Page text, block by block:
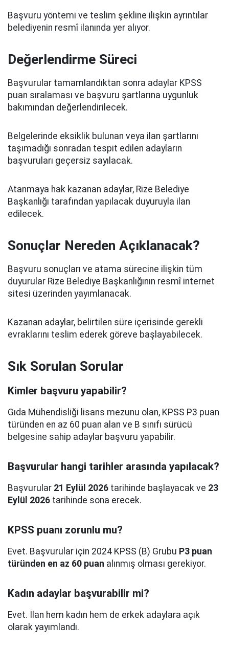
Başvuru yöntemi ve teslim şekline ilişkin ayrıntılar
belediyenin resmî ilanında yer alıyor.
Değerlendirme Süreci
Başvurular tamamlandıktan sonra adaylar KPSS
puan sıralaması ve başvuru şartlarına uygunluk
bakımından değerlendirilecek.
Belgelerinde eksiklik bulunan veya ilan şartlarını
taşımadığı sonradan tespit edilen adayların
başvuruları geçersiz sayılacak.
Atanmaya hak kazanan adaylar, Rize Belediye
Başkanlığı tarafından yapılacak duyuruyla ilan
edilecek.
Sonuçlar Nereden Açıklanacak?
Başvuru sonuçları ve atama sürecine ilişkin tüm
duyurular Rize Belediye Başkanlığının resmî internet
sitesi üzerinden yayımlanacak.
Kazanan adaylar, belirtilen süre içerisinde gerekli
evraklarını teslim ederek göreve başlayabilecek.
Sık Sorulan Sorular
Kimler başvuru yapabilir?
Gıda Mühendisliği lisans mezunu olan, KPSS P3 puan
türünden en az 60 puan alan ve B sınıfı sürücü
belgesine sahip adaylar başvuru yapabilir.
Başvurular hangi tarihler arasında yapılacak?
Başvurular 21 Eylül 2026 tarihinde başlayacak ve 23
Eylül 2026 tarihinde sona erecek.
KPSS puanı zorunlu mu?
Evet. Başvurular için 2024 KPSS (B) Grubu P3 puan
türünden en az 60 puan alınmış olması gerekiyor.
Kadın adaylar başvurabilir mi?
Evet. İlan hem kadın hem de erkek adaylara açık
olarak yayımlandı.